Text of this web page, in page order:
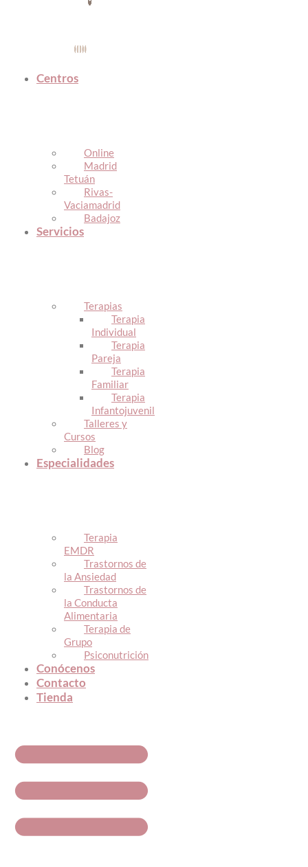
Centros
Online
Madrid
Tetuán
Rivas-
Vaciamadrid
Badajoz
Servicios
Terapias
Terapia
Individual
Terapia
Pareja
Terapia
Familiar
Terapia
Infantojuvenil
Talleres y
Cursos
Blog
Especialidades
Terapia
EMDR
Trastornos de
la Ansiedad
Trastornos de
la Conducta
Alimentaria
Terapia de
Grupo
Psiconutrición
Conócenos
Contacto
Tienda